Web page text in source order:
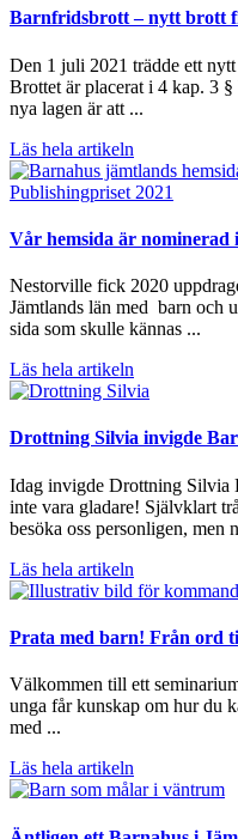
Barnfridsbrott – nytt brott
Den 1 juli 2021 trädde ett
Brottet är placerat i 4 kap. 3
nya lagen är att ...
Läs hela artikeln
Vår hemsida är nominerad
Nestorville fick 2020
Jämtlands län med barn och
sida som skulle kännas ...
Läs hela artikeln
Drottning Silvia invigde
Idag invigde Drottning Silvia
inte vara gladare! Självklart
besöka oss personligen, men
Läs hela artikeln
Prata med barn! Från ord
Välkommen till ett
unga får kunskap om hur du
med ...
Läs hela artikeln